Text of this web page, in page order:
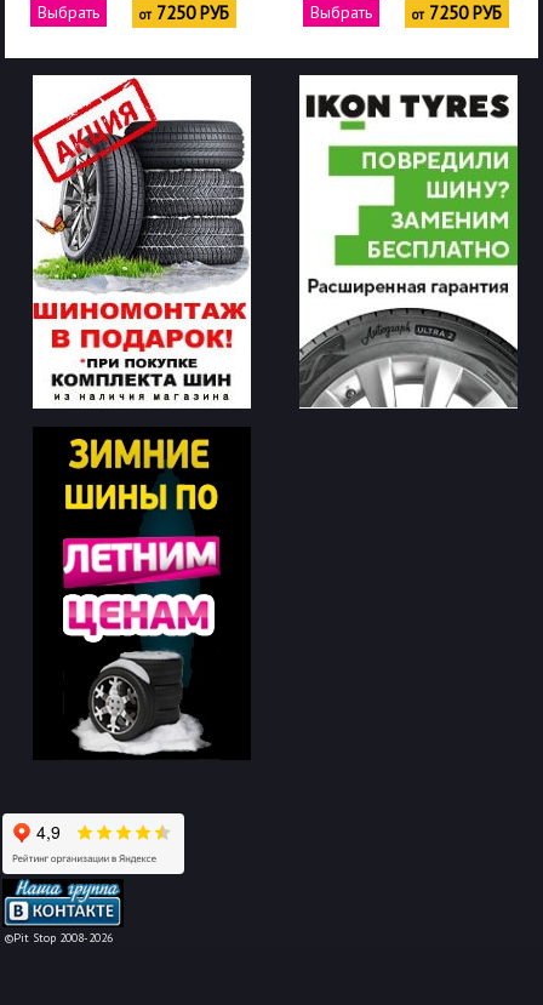
Выбрать от7250 РУБ Выбрать от7250 РУБ
©Pit Stop 2008-2026
-->